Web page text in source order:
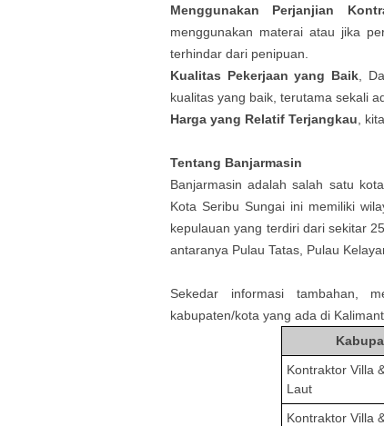
Menggunakan Perjanjian
menggunakan materai atau jika
terhindar dari penipuan.
Kualitas Pekerjaan yang Baik ,
kualitas yang baik, terutama sekali
Harga yang Relatif Terjangkau ,
Tentang Banjarmasin
Banjarmasin adalah salah satu
Kota Seribu Sungai ini memiliki
kepulauan yang terdiri dari sekitar
antaranya Pulau Tatas, Pulau
Sekedar informasi tambahan,
kabupaten/kota yang ada di
Kontraktor Villa
Laut
Kontraktor Villa